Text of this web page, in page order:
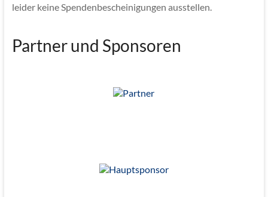
leider keine Spendenbescheinigungen ausstellen.
Partner und Sponsoren